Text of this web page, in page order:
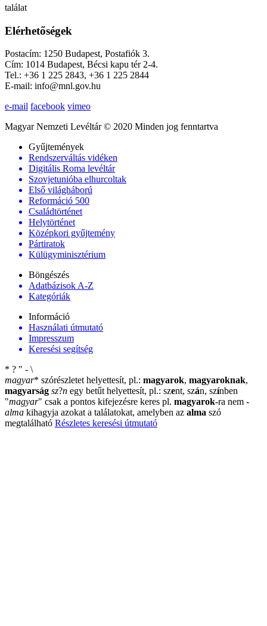
találat
Elérhetőségek
Postacím: 1250 Budapest, Postafiók 3.
Cím: 1014 Budapest, Bécsi kapu tér 2-4.
Tel.: +36 1 225 2843, +36 1 225 2844
E-mail: info@mnl.gov.hu
e-mail facebook vimeo
Magyar Nemzeti Levéltár © 2020 Minden jog fenntartva
Gyűjtemények
Rendszerváltás vidéken
Digitális Roma levéltár
Szovjetunióba elhurcoltak
Első világháború
Reformáció 500
Családtörténet
Helytörténet
Középkori gyűjtemény
Pártiratok
Külügyminisztérium
Böngészés
Adatbázisok A-Z
Kategóriák
Információ
Használati útmutató
Impresszum
Keresési segítség
* ? " - \
magyar* szórészletet helyettesít, pl.: magyarok, magyaroknak,
magyarság sz?n egy betűt helyettesít, pl.: szent, szán, színben
"magyar" csak a pontos kifejezésre keres pl. magyarok-ra nem -
alma kihagyja azokat a találatokat, amelyben az alma szó
megtalálható Részletes keresési útmutató